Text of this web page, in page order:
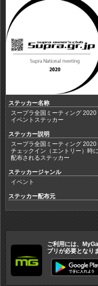
ステッカー名称
スープラ全国ミーティング 2020
イベントステッカー
ステッカー説明
スープラ全国ミーティング 2020
チェックイン（エントリー）時に
配布されるステッカー
ステッカージャンル
イベント
ステッカー配布元
ご利用には、
プリが必要となり